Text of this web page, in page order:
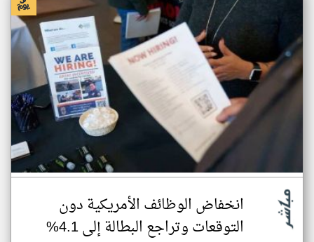
انخفاض الوظائف الأمريكية دون
التوقعات وتراجع البطالة إلى 4.1%